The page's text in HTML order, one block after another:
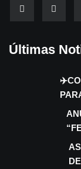
Últimas